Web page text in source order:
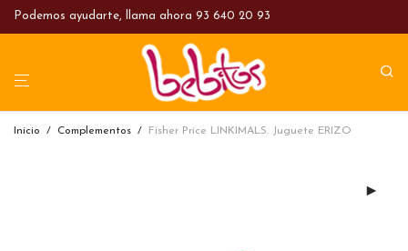
Podemos ayudarte, llama ahora 93 640 20 93
Inicio / Complementos / Fisher Price LINKIMALS. Juguete ERIZO